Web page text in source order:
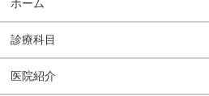
ホーム
診療科目
医院紹介